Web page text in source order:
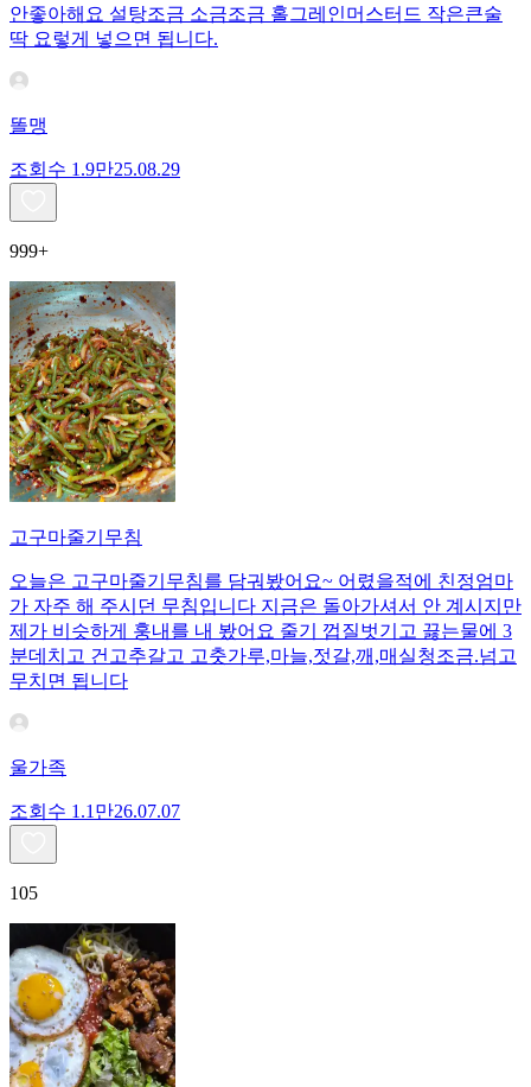
안좋아해요 설탕조금 소금조금 홀그레인머스터드 작은큰술
딱 요렇게 넣으면 됩니다.
똘맹
조회수 1.9만25.08.29
999+
고구마줄기무침
오늘은 고구마줄기무침를 담궈봤어요~ 어렸을적에 친정엄마
가 자주 해 주시던 무침입니다 지금은 돌아가셔서 안 계시지만
제가 비슷하게 훙내를 내 봤어요 줄기 껍질벗기고 끓는물에 3
분데치고 건고추갈고 고춧가루,마늘,젓갈,깨,매실청조금.넘고
무치면 됩니다
울가족
조회수 1.1만26.07.07
105